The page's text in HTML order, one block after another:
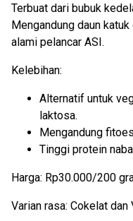
Terbuat dari bubuk
Mengandung daun
alami pelancar ASI.
Kelebihan:
Alternatif untuk
laktosa.
Mengandung
Tinggi protein
Harga: Rp30.000/200
Varian rasa: Cokelat dan